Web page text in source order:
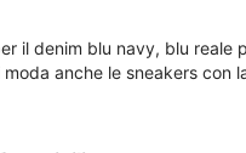
il denim blu navy, blu
anche le sneakers con